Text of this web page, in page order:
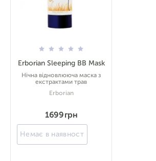
Erborian Sleeping BB Mask
Нічна відновлююча маска з
екстрактами трав
Erborian
1699 грн
Немає в наявності